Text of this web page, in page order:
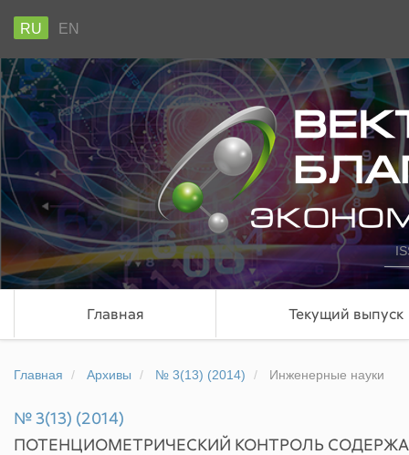
RU EN
Главная Текущий выпуск
Главная Архивы № 3(13) (2014) Инженерные науки
№ 3(13) (2014)
ПОТЕНЦИОМЕТРИЧЕСКИЙ КОНТРОЛЬ